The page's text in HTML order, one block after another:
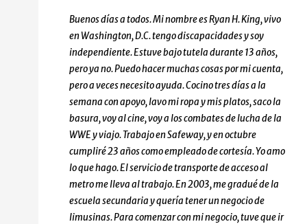
Buenos días a todos. Mi nombre es Ryan H. King, vivo
en Washington, D.C. tengo discapacidades y soy
independiente. Estuve bajo tutela durante 13 años,
pero ya no. Puedo hacer muchas cosas por mi cuenta,
pero a veces necesito ayuda. Cocino tres días a la
semana con apoyo, lavo mi ropa y mis platos, saco la
basura, voy al cine, voy a los combates de lucha de la
WWE y viajo. Trabajo en Safeway, y en octubre
cumpliré 23 años como empleado de cortesía. Yo amo
lo que hago. El servicio de transporte de acceso al
metro me lleva al trabajo. En 2003, me gradué de la
escuela secundaria y quería tener un negocio de
limusinas. Para comenzar con mi negocio, tuve que ir